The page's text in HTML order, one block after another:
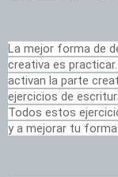
La mejor forma de
creativa es
activan la parte
ejercicios de
Todos estos
y a mejorar tu